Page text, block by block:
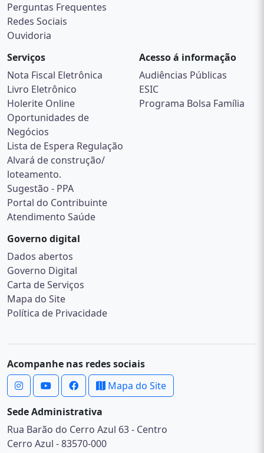
Perguntas Frequentes
Redes Sociais
Ouvidoria
Serviços
Nota Fiscal Eletrônica
Livro Eletrônico
Holerite Online
Oportunidades de
Negócios
Lista de Espera Regulação
Alvará de construção/
loteamento.
Sugestão - PPA
Portal do Contribuinte
Atendimento Saúde
Acesso á informação
Audiências Públicas
ESIC
Programa Bolsa Família
Governo digital
Dados abertos
Governo Digital
Carta de Serviços
Mapa do Site
Política de Privacidade
Acompanhe nas redes sociais
Mapa do Site
Sede Administrativa
Rua Barão do Cerro Azul 63 - Centro
Cerro Azul - 83570-000